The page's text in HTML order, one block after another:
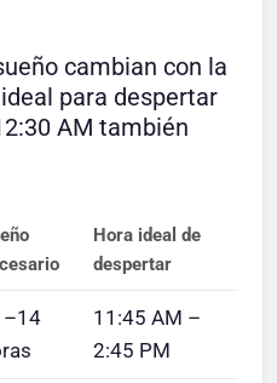
cambian con la
para despertar
AM también
Hora ideal de
despertar
11:45 AM –
2:45 PM